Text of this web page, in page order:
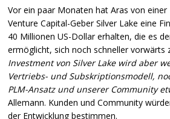
Vor ein paar Monaten hat Aras von
Venture Capital-Geber Silver Lake eine
40 Millionen US-Dollar erhalten, die es
ermöglicht, sich noch schneller vorwärts
Investment von Silver Lake wird aber
Vertriebs- und Subskriptionsmodell,
PLM-Ansatz und unserer Community
Allemann. Kunden und Community
der Entwicklung bestimmen.